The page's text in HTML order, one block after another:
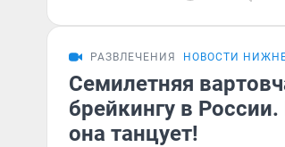
РАЗВЛЕЧЕНИЯ НОВОСТИ
Семилетняя
брейкингу в
она танцует!